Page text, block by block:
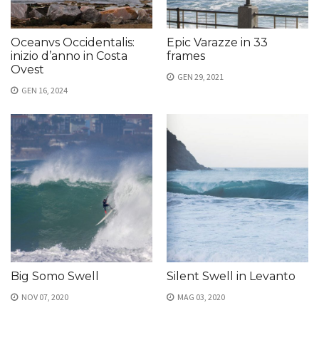
Oceanvs Occidentalis:
inizio d’anno in Costa
Ovest
GEN 16, 2024
Epic Varazze in 33
frames
GEN 29, 2021
Big Somo Swell
NOV 07, 2020
Silent Swell in Levanto
MAG 03, 2020